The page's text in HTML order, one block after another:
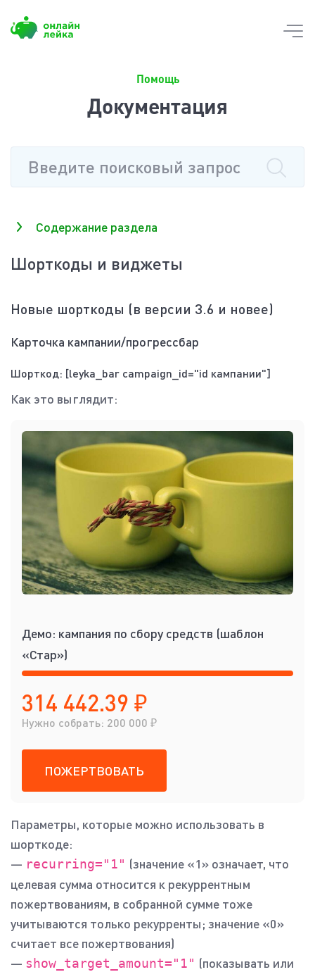
to
Помощь
Документация
Содержание раздела
Шорткоды и виджеты
Новые шорткоды (в версии 3.6 и новее)
Карточка кампании/прогрессбар
Шорткод: [leyka_bar campaign_id="id кампании"]
Как это выглядит:
Демо: кампания по сбору средств (шаблон
«Стар»)
314 442.39 ₽
Нужно собрать: 200 000 ₽
ПОЖЕРТВОВАТЬ
Параметры, которые можно использовать в
шорткоде:
— recurring="1" (значение «1» означает, что
целевая сумма относится к рекуррентным
пожертвованиям, в собранной сумме тоже
учитываются только рекурренты; значение «0»
считает все пожертвования)
— show_target_amount="1" (показывать или